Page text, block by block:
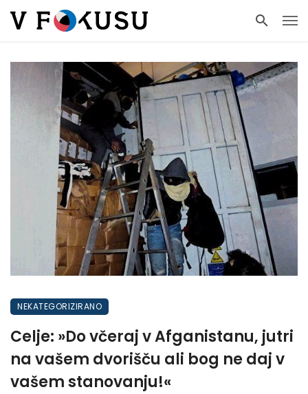
NEKATEGORIZIRANO
Celje: »Do včeraj v Afganistanu, jutri
na vašem dvorišču ali bog ne daj v
vašem stanovanju!«